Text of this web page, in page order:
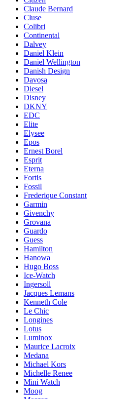
Claude Bernard
Cluse
Colibri
Continental
Dalvey
Daniel Klein
Daniel Wellington
Danish Design
Davosa
Diesel
Disney
DKNY
EDC
Elite
Elysee
Epos
Ernest Borel
Esprit
Eterna
Fortis
Fossil
Frederique Constant
Garmin
Givenchy
Grovana
Guardo
Guess
Hamilton
Hanowa
Hugo Boss
Ice-Watch
Ingersoll
Jacques Lemans
Kenneth Cole
Le Chic
Longines
Lotus
Luminox
Maurice Lacroix
Medana
Michael Kors
Michelle Renee
Mini Watch
Moog